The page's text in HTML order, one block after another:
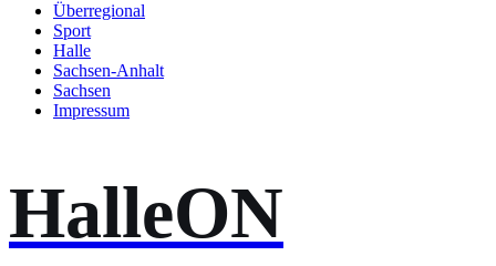
Überregional
Sport
Halle
Sachsen-Anhalt
Sachsen
Impressum
HalleON